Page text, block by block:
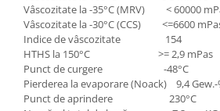
Hidraulice
Electrice
Mecanice
Role, bucse si bolturi
Motoras electric si pompa
Cilindri si burdufuri protectie
Vâscozitate la -35°C (MRV) < 60000
Vâscozitate la -30°C (CCS) <=6600
Indice de vâscozitate 154
HTHS la 150°C >= 2,9 mPas
Punct de curgere -48°C
Pierderea la evaporare (Noack) 9,4
Punct de aprindere 230°C